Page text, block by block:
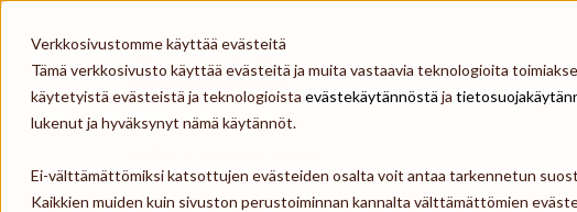
Verkkosivustomme käyttää evästeitä
Tämä verkkosivusto käyttää evästeitä ja muita vastaavia teknologioita
käytetyistä evästeistä ja teknologioista evästekäytännöstä ja
lukenut ja hyväksynyt nämä käytännöt.
Ei-välttämättömiksi katsottujen evästeiden osalta voit antaa tarkennetun
Kaikkien muiden kuin sivuston perustoiminnan kannalta välttämättömien
Skip to content
Epassi